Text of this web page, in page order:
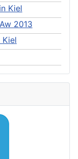
Kiel
2013